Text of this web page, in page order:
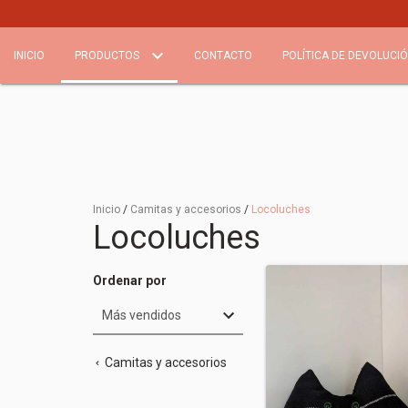
INICIO PRODUCTOS CONTACTO POLÍTICA DE
Inicio / Camitas y accesorios / Locoluches
Locoluches
Ordenar por
Camitas y accesorios